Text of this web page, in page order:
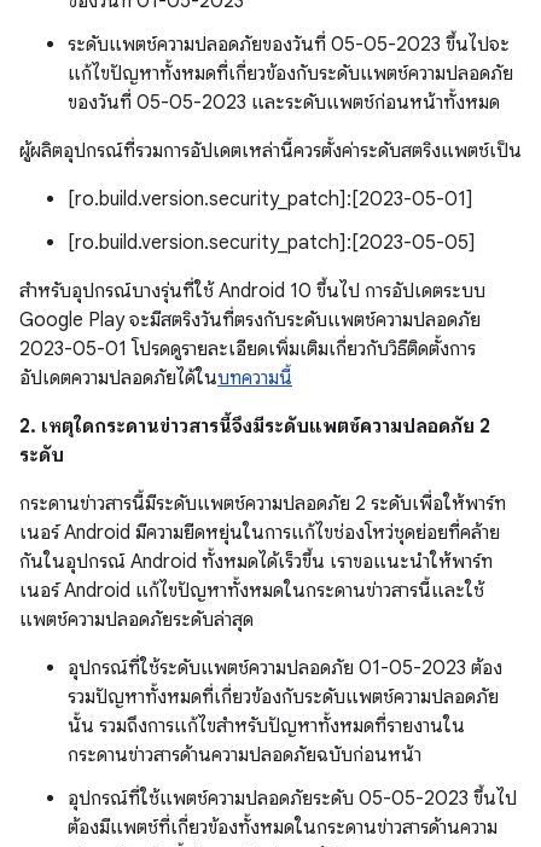
ระดับแพตช์ความปลอดภัยของวันที่ 05-05-2023 ขึ้นไปจะ
แก้ไขปัญหาทั้งหมดที่เกี่ยวข้องกับระดับแพตช์ความปลอดภัย
ของวันที่ 05-05-2023 และระดับแพตช์ก่อนหน้าทั้งหมด
ผู้ผลิตอุปกรณ์ที่รวมการอัปเดตเหล่านี้ควรตั้งค่าระดับสตริงแพตช์เป็น
[ro.build.version.security_patch]:[2023-05-01]
[ro.build.version.security_patch]:[2023-05-05]
สำหรับอุปกรณ์บางรุ่นที่ใช้ Android 10 ขึ้นไป การอัปเดตระบบ
Google Play จะมีสตริงวันที่ตรงกับระดับแพตช์ความปลอดภัย
2023-05-01 โปรดดูรายละเอียดเพิ่มเติมเกี่ยวกับวิธีติดตั้งการ
อัปเดตความปลอดภัยได้ในบทความนี้
2. เหตุใดกระดานข่าวสารนี้จึงมีระดับแพตช์ความปลอดภัย 2
ระดับ
กระดานข่าวสารนี้มีระดับแพตช์ความปลอดภัย 2 ระดับเพื่อให้พาร์ท
เนอร์ Android มีความยืดหยุ่นในการแก้ไขช่องโหว่ชุดย่อยที่คล้าย
กันในอุปกรณ์ Android ทั้งหมดได้เร็วขึ้น เราขอแนะนำให้พาร์ท
เนอร์ Android แก้ไขปัญหาทั้งหมดในกระดานข่าวสารนี้และใช้
แพตช์ความปลอดภัยระดับล่าสุด
อุปกรณ์ที่ใช้ระดับแพตช์ความปลอดภัย 01-05-2023 ต้อง
รวมปัญหาทั้งหมดที่เกี่ยวข้องกับระดับแพตช์ความปลอดภัย
นั้น รวมถึงการแก้ไขสำหรับปัญหาทั้งหมดที่รายงานใน
กระดานข่าวสารด้านความปลอดภัยฉบับก่อนหน้า
อุปกรณ์ที่ใช้แพตช์ความปลอดภัยระดับ 05-05-2023 ขึ้นไป
ต้องมีแพตช์ที่เกี่ยวข้องทั้งหมดในกระดานข่าวสารด้านความ